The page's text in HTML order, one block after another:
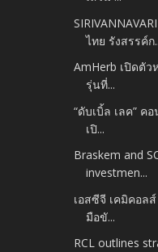
ไทย รังสรรค์ก
AmHerb เปิดตั
รุ่นที่...
“ดับเบิ้ล เลค” ค
เปิ...
Braskem and
investmen...
เอสซีจี เคมิคอล
มือขั...
RCL outlines